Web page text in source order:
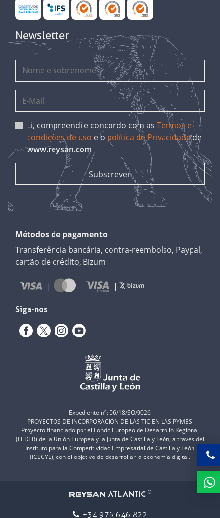
Newsletter
Li, compreendi e concordo com asTermos e
condições de uso e o política de Privacidadede
www.reysan.com
Métodos de pagamento
Transferência bancária, contra-reembolso, Paypal,
cartão de crédito, Bizum
Siga-nos
Expediente nº: 06/18/SO/0026
PROYECTOS DE INCORPORACIÓN DE LAS TIC EN LAS PYMES
Proyecto financiado por el Fondo Europeo de Desarrollo Regional
(FEDER) de la Unión Europea y la Junta de Castilla y León, a través del
Instituto para la Competitividad Empresarial de Castilla y León
(ICECYL), con el objetivo de desarrollar la economía digital.
REYSAN ATLANTIC ®
+34 976 646 822